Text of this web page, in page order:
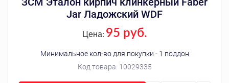
Jar Ладожский WDF
Код товара: 10029335
Цена: 95 руб.
Минимальное кол-во для покупки - 1 поддон